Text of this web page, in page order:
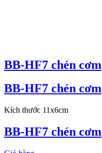
BB-HF7 chén cơm
BB-HF7 chén cơm
Kích thước 11x6cm
BB-HF7 chén cơm